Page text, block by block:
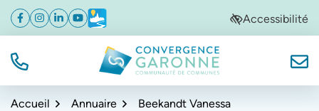
Aller
navigation
Aller
au
Aller
au
de
Facebook
(ouverture dans un nouvel onglet)
Instagram
(ouverture dans un nouvel onglet)
Linkedin
(ouverture dans un nouvel onglet)
YouTube
(ouverture dans un nouvel onglet)
Météo
(ouverture dans un nouvel onglet)Accessibilité
TÉL. Convergence Garonne
Accueil Annuaire Beekandt Vanessa